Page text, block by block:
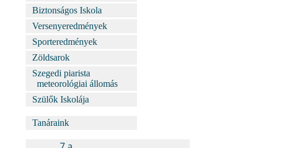
Biztonságos Iskola
Versenyeredmények
Sporteredmények
Zöldsarok
Szegedi piarista
meteorológiai állomás
Szülők Iskolája
Tanáraink